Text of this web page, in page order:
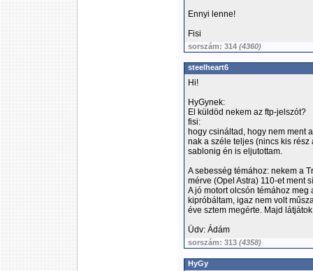
Ennyi lenne!
Fisi
sorszám: 314 (4360)
steelheart6
Hi!
HyGynek:
El küldöd nekem az ftp-jelszót?
fisi:
hogy csináltad, hogy nem ment
nak a széle teljes (nincs kis
sablonig én is eljutottam.
A sebesség témához: nekem a
mérve (Opel Astra) 110-et ment
A jó motort olcsón témához
kipróbáltam, igaz nem volt
éve sztem megérte. Majd
Üdv: Ádám
sorszám: 313 (4358)
HyGy